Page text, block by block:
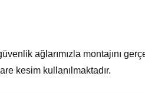
ağlarımızla montajını
kesim kullanılmaktadır.